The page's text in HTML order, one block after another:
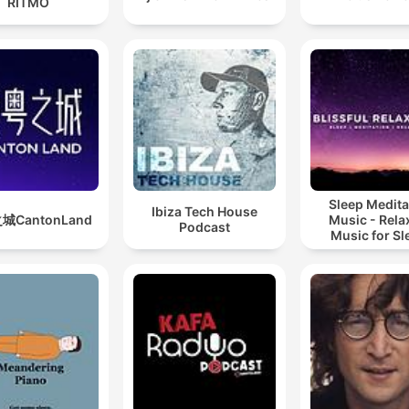
城CantonLand
Ibiza Tech House
Podcast
Sleep
Music -
Music for